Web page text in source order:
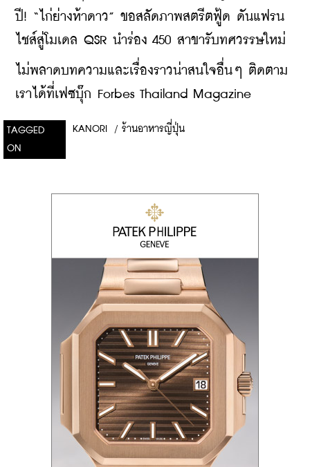
ปี! “ไก่ย่างห้าดาว” ขอสลัดภาพสตรีตฟู้ด ดันแฟรน
ไชส์สู่โมเดล QSR นำร่อง 450 สาขารับทศวรรษใหม่
​ไม่พลาดบทความและเรื่องราวน่าสนใจอื่นๆ ติดตาม
เราได้ที่เฟซบุ๊ก Forbes Thailand Magazine
TAGGED
ON
KANORI / ร้านอาหารญี่ปุ่น